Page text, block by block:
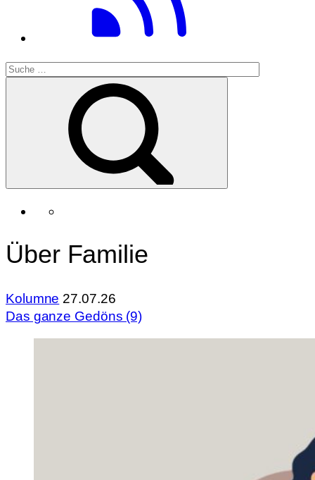
Über Familie
Kolumne 27.07.26
Das ganze Gedöns (9)